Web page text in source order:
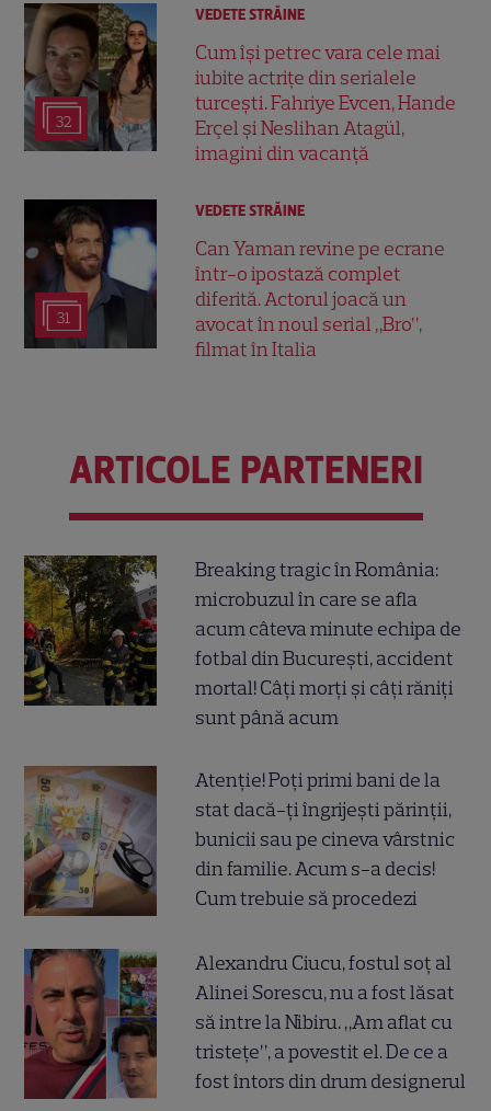
32
VEDETE STRĂINE
Cum își petrec vara cele mai
iubite actrițe din serialele
turcești. Fahriye Evcen, Hande
Erçel și Neslihan Atagül,
imagini din vacanță
31
VEDETE STRĂINE
Can Yaman revine pe ecrane
într-o ipostază complet
diferită. Actorul joacă un
avocat în noul serial „Bro”,
filmat în Italia
ARTICOLE PARTENERI
Breaking tragic în România:
microbuzul în care se afla
acum câteva minute echipa de
fotbal din București, accident
mortal! Câți morți și câți răniți
sunt până acum
Atenție! Poți primi bani de la
stat dacă-ți îngrijești părinții,
bunicii sau pe cineva vârstnic
din familie. Acum s-a decis!
Cum trebuie să procedezi
Alexandru Ciucu, fostul soț al
Alinei Sorescu, nu a fost lăsat
să intre la Nibiru. „Am aflat cu
tristețe”, a povestit el. De ce a
fost întors din drum designerul